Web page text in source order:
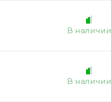
В наличии
В наличии